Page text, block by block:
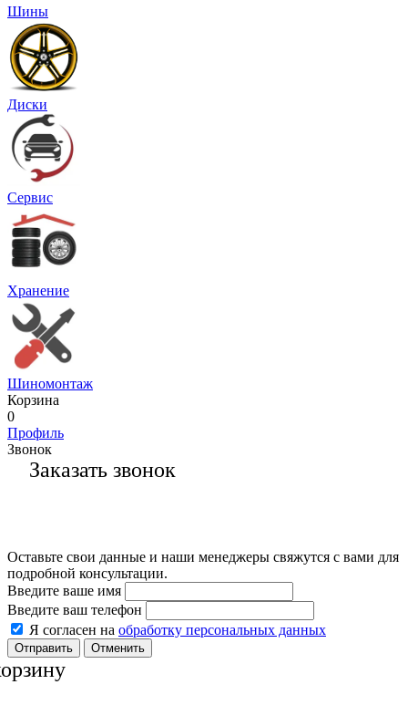
Шины
Диски
Сервис
Хранение
Шиномонтаж
Корзина
0
Профиль
Звонок
Заказать звонок
Оставьте свои данные и наши менеджеры свяжутся с вами для
подробной консультации.
Введите ваше имя
Введите ваш телефон
Я согласен на обработку персональных данных
Отменить